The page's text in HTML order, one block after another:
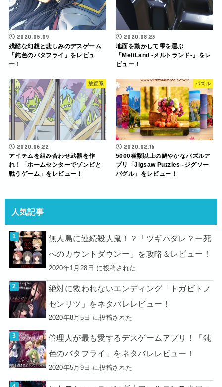
2020.05.09
残酷な幻想と悲しみのデスゲーム
「鈍色のバタフライ」をレビュ
ー！
2020.08.23
地面を動かして雫を運ぶ
「MeltLand -メルトランド-」をレ
ビュー！
放置系
2020.06.22
アイテムを組み合わせ武器を作
れ！「ホームセンターでゾンビと
戦うゲーム」をレビュー！
パズル
2020.02.16
5000種類以上の鮮やかなパズルア
プリ「Jigsaw Puzzles -ジグソー
パグル」をレビュー！
人気記事
無人島に連続殺人鬼！？「ツギハダレ？ー死
へのカウントダウンー」を攻略＆レビュー！
2020年1月28日 に投稿された
絶対に救われないエンディング「トガビトノ
センリツ」をネタバレレビュー！
2020年8月5日 に投稿された
管理人が最も愛するデスゲームアプリ！「鈍
色のバタフライ」をネタバレレビュー！
2020年5月9日 に投稿された